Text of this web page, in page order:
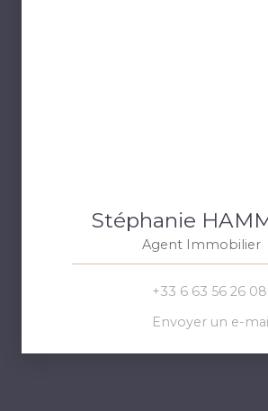
Stéphanie
Agent Immobilier
+33 6 63 56 26 08
Envoyer un e-mail